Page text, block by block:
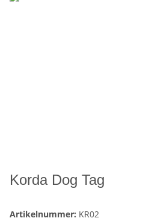
Korda Dog Tag
Artikelnummer: KR02